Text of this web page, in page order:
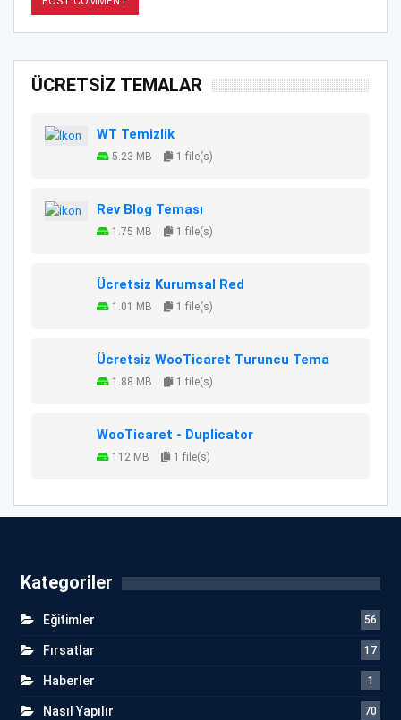
ÜCRETSİZ TEMALAR
WT Temizlik
5.23 MB 1 file(s)
Rev Blog Teması
1.75 MB 1 file(s)
Ücretsiz Kurumsal Red
1.01 MB 1 file(s)
Ücretsiz WooTicaret Turuncu Tema
1.88 MB 1 file(s)
WooTicaret - Duplicator
112 MB 1 file(s)
Kategoriler
Eğitimler 56
Fırsatlar 17
Haberler 1
Nasıl Yapılır 70